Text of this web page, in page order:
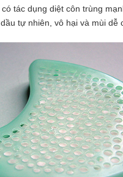
tác dụng diệt côn trùng
tự nhiên, vô hại và mùi dễ